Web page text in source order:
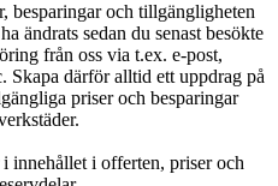
besparingar och tillgängligheten
ändrats sedan du senast besökte
från oss via t.ex. e-post,
Skapa därför alltid ett uppdrag på
priser och besparingar
innehållet i offerten, priser och